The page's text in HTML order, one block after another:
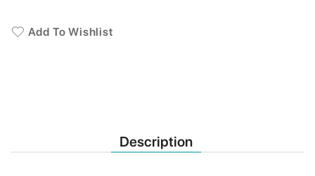
Add To Wishlist
Description